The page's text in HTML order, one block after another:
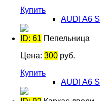
Купить
AUDI A6 S
ID: 61 Пепельница
Цена: 300 руб.
Купить
AUDI A6 S